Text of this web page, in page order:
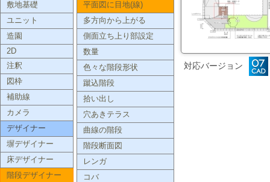
敷地基礎
ユニット
造園
2D
注釈
図枠
補助線
カメラ
デザイナー
塀デザイナー
床デザイナー
階段デザイナー
平面図に目地(線)
多方向から上がる
側面立ち上り部設定
数量
色々な階段形状
蹴込階段
拾い出し
穴あきテラス
曲線の階段
階段断面図
レンガ
コバ
対応バージョン